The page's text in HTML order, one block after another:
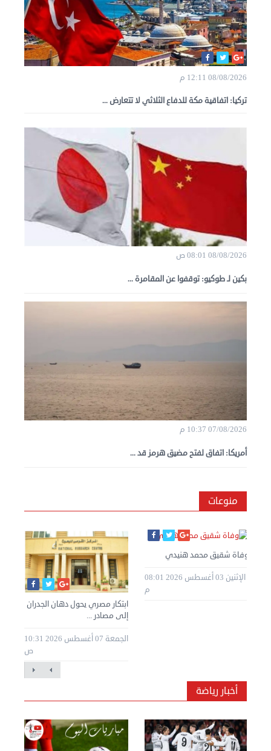
08/08/2026 12:11 م
تركيا: اتفاقية مكة للدفاع الثلاثي لا تتعارض ...
08/08/2026 08:01 ص
بكين لـ طوكيو: توقفوا عن المقامرة ...
07/08/2026 10:37 م
أمريكا: اتفاق لفتح مضيق هرمز قد ...
منوعات
ابتكار مصري يحول دهان الجدران
إلى مصادر ...
الجمعة 07 أغسطس 2026 10:31
ص
وفاة شقيق محمد هنيدي
الإثنين 03 أغسطس 2026 08:01
م
أخبار رياضة